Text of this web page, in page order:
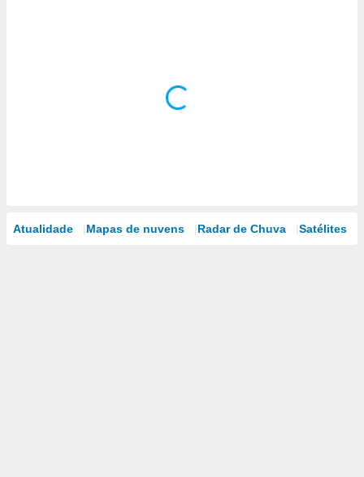
Atualidade Mapas de nuvens Radar de Chuva Satélites